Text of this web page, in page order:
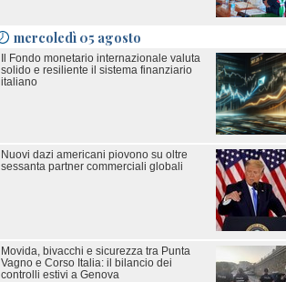
mercoledì 05 agosto
Il Fondo monetario internazionale valuta
solido e resiliente il sistema finanziario
italiano
Nuovi dazi americani piovono su oltre
sessanta partner commerciali globali
Movida, bivacchi e sicurezza tra Punta
Vagno e Corso Italia: il bilancio dei
controlli estivi a Genova